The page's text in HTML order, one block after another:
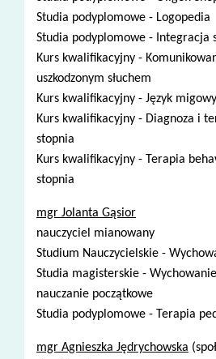
Studia podyplomowe - Logopedia
Studia podyplomowe - Integracja
Kurs kwalifikacyjny -
uszkodzonym słuchem
Kurs kwalifikacyjny - Język migowy
Kurs kwalifikacyjny - Diagnoza i
stopnia
Kurs kwalifikacyjny - Terapia
stopnia
mgr Jolanta Gąsior
nauczyciel mianowany
Studium Nauczycielskie -
Studia magisterskie -
nauczanie początkowe
Studia podyplomowe - Terapia
mgr Agnieszka Jędrychowska